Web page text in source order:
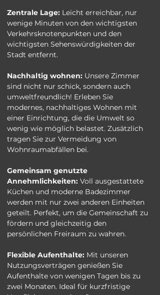
Zentrale Lage: Leicht erreichbar, nur
wenige Minuten von den wichtigsten
Verkehrsknotenpunkten und den
wichtigsten Sehenswürdigkeiten der
Stadt entfernt.
Nachhaltig wohnen: Unsere Zimmer
sind nicht nur schick, sondern auch
umweltfreundlich! Erleben Sie
modernes, nachhaltiges Wohnen mit
einer Einrichtung, die die Umwelt so
wenig wie möglich belastet. Zusätzlich
tragen Sie zur Vermeidung von
Wohnraumabfällen bei.
Gemeinsam genutzte
Annehmlichkeiten: Voll ausgestattete
Küchen und moderne Badezimmer
werden mit nur zwei anderen Einheiten
geteilt. Perfekt, um die Gemeinschaft zu
fördern und gleichzeitig den
persönlichen Freiraum zu wahren.
Flexible Aufenthalte: Mit unseren
Nutzungsverträgen genießen Sie
Aufenthalte von wenigen Tagen bis zu
zwei Monaten. Ideal für kurzfristige